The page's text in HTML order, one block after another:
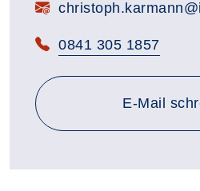
E-Mail:
Telefon:
0841 305 1857
E-Mail